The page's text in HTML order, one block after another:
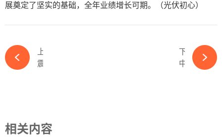
展奠定了坚实的基础，全年业绩增长可期。（光伏初心）
下一篇
中止IPO！又一家光伏企业上市生变！-ky体育APP官网下载
相关内容